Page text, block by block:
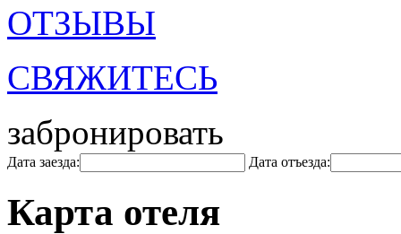
ОТЗЫВЫ
СВЯЖИТЕСЬ
забронировать
Дата заезда: Дата отъезда:
Карта отеля